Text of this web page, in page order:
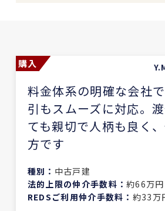
購入
料金体系の明確な会社
引もスムーズに対応。
ても親切で人柄も良く
方です
種別： 中古戸建
法的上限の仲介手数料：約66万円
REDSご利用仲介手数料： 約33万